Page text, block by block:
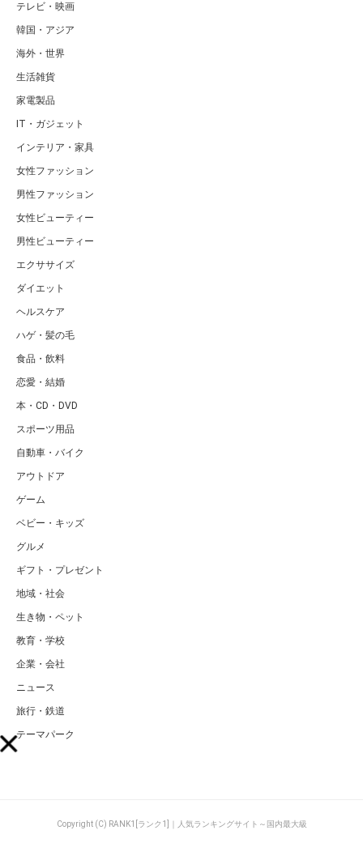
テレビ・映画
韓国・アジア
海外・世界
生活雑貨
家電製品
IT・ガジェット
インテリア・家具
女性ファッション
男性ファッション
女性ビューティー
男性ビューティー
エクササイズ
ダイエット
ヘルスケア
ハゲ・髪の毛
食品・飲料
恋愛・結婚
本・CD・DVD
スポーツ用品
自動車・バイク
アウトドア
ゲーム
ベビー・キッズ
グルメ
ギフト・プレゼント
地域・社会
生き物・ペット
教育・学校
企業・会社
ニュース
旅行・鉄道
テーマパーク
Copyright (C) RANK1[ランク1]｜人気ランキングサイト～国内最大級